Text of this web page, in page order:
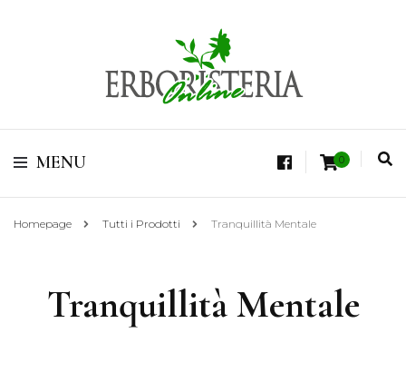
Erboristeria Shop
Online Tisane
Vendita di Botaniche, Erbe e Spezie Officinali, Tisane Terapeutiche Esclusive,
MENU 0
Homepage Tutti i Prodotti Tranquillità Mentale
Tranquillità Mentale